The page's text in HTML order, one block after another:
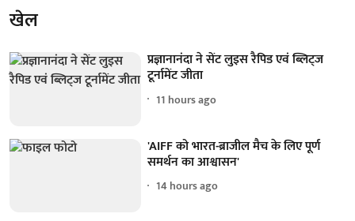
खेल
प्रज्ञानानंदा ने सेंट लुइस रैपिड एवं ब्लिट्ज
टूर्नामेंट जीता
11 hours ago
'AIFF को भारत-ब्राजील मैच के लिए पूर्ण
समर्थन का आश्वासन'
14 hours ago